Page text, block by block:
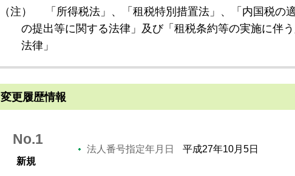
（注）
「所得税法」、「租税特別措置法」、「内国税
の提出等に関する法律」及び「租税条約等の実施に伴
法律」
変更履歴情報
No.1
新規
法人番号指定年月日 平成27年10月5日